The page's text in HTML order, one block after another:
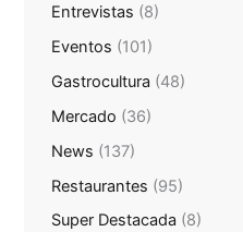
Entrevistas (8)
Eventos (101)
Gastrocultura (48)
Mercado (36)
News (137)
Restaurantes (95)
Super Destacada (8)